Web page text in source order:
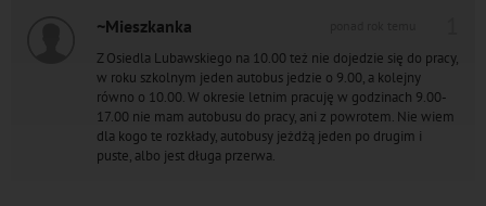
~Mieszkanka
Z Osiedla Lubawskiego na 10.00 też nie dojedzie się do pracy,
w roku szkolnym jeden autobus jedzie o 9.00, a kolejny
równo o 10.00. W okresie letnim pracuję w godzinach 9.00-
17.00 nie mam autobusu do pracy, ani z powrotem. Nie wiem
dla kogo te rozkłady, autobusy jeżdżą jeden po drugim i
puste, albo jest długa przerwa.